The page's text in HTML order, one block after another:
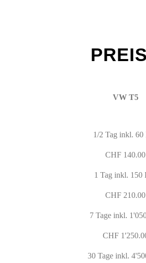
VW T5
1/2 Tag inkl. 60
CHF 140.00
1 Tag inkl. 150
CHF 210.00
7 Tage inkl.
CHF
30 Tage inkl.